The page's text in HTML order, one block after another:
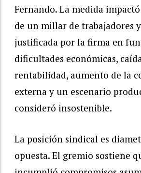
Fernando. La medida impactó
de un millar de trabajadores
justificada por la firma en
dificultades económicas,
rentabilidad, aumento de la
externa y un escenario
consideró insostenible.
La posición sindical es
opuesta. El gremio sostiene